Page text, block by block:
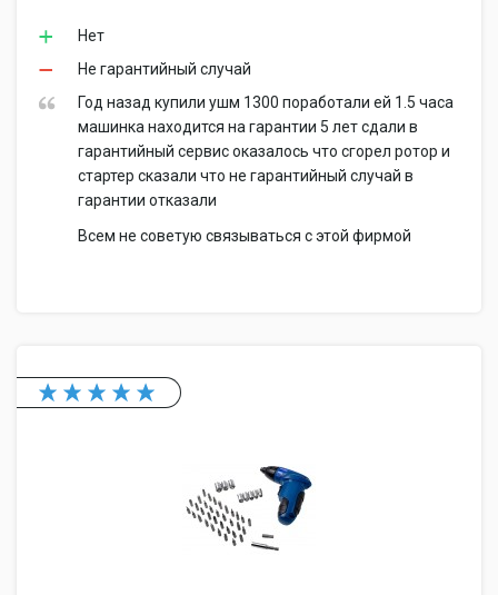
Нет
Не гарантийный случай
Год назад купили ушм 1300 поработали ей 1.5 часа
машинка находится на гарантии 5 лет сдали в
гарантийный сервис оказалось что сгорел ротор и
стартер сказали что не гарантийный случай в
гарантии отказали
Всем не советую связываться с этой фирмой